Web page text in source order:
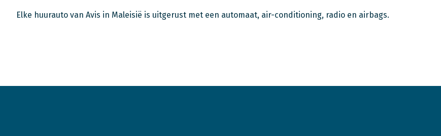
Elke huurauto van Avis in Maleisië is uitgerust met een automaat, air-conditioning, radio en airbags.